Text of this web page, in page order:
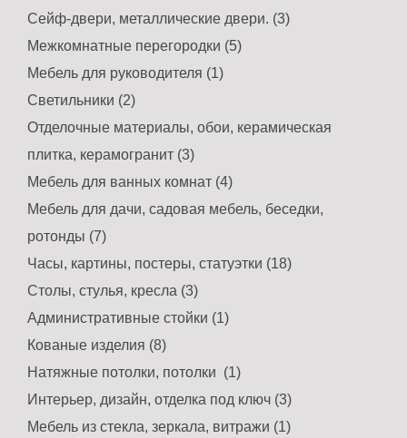
Сейф-двери, металлические двери. (3)
Межкомнатные перегородки (5)
Мебель для руководителя (1)
Светильники (2)
Отделочные материалы, обои, керамическая
плитка, керамогранит (3)
Мебель для ванных комнат (4)
Мебель для дачи, садовая мебель, беседки,
ротонды (7)
Часы, картины, постеры, статуэтки (18)
Столы, стулья, кресла (3)
Административные стойки (1)
Кованые изделия (8)
Натяжные потолки, потолки (1)
Интерьер, дизайн, отделка под ключ (3)
Мебель из стекла, зеркала, витражи (1)